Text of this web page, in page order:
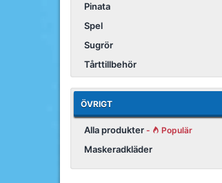
Pinata
Spel
Sugrör
Tårttillbehör
ÖVRIGT
Alla produkter - Populär
Maskeradkläder